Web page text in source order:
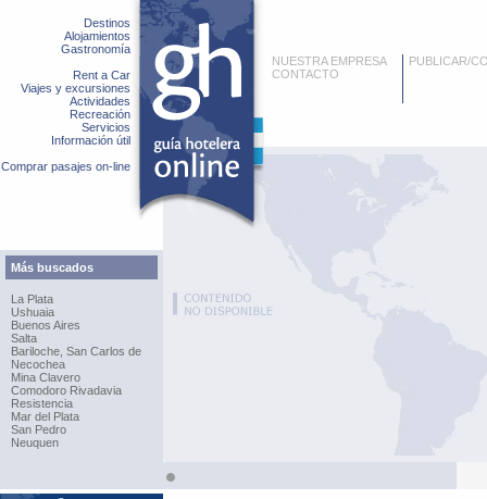
Destinos
Alojamientos
Gastronomía
Rent a Car
Viajes y excursiones
Actividades
Recreación
Servicios
Información útil
Comprar pasajes on-line
Más buscados
La Plata
Ushuaia
Buenos Aires
Salta
Bariloche, San Carlos de
Necochea
Mina Clavero
Comodoro Rivadavia
Resistencia
Mar del Plata
San Pedro
Neuquen
NUESTRA EMPRESA
CONTACTO
PUBLICAR/